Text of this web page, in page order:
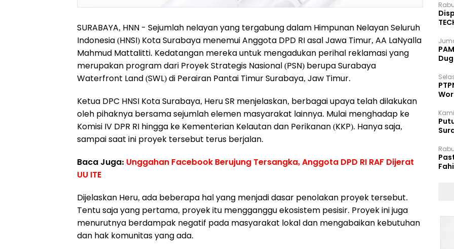
SURABAYA, HNN - Sejumlah nelayan yang tergabung dalam Himpunan Nelayan Seluruh
Indonesia (HNSI) Kota Surabaya menemui Anggota DPD RI asal Jawa Timur, AA LaNyalla
Mahmud Mattalitti. Kedatangan mereka untuk mengadukan perihal reklamasi yang
merupakan program dari Proyek Strategis Nasional (PSN) berupa Surabaya
Waterfront Land (SWL) di Perairan Pantai Timur Surabaya, Jaw Timur.
Ketua DPC HNSI Kota Surabaya, Heru SR menjelaskan, berbagai upaya telah dilakukan
oleh pihaknya bersama sejumlah elemen masyarakat lainnya. Mulai menghadap ke
Komisi IV DPR RI hingga ke Kementerian Kelautan dan Perikanan (KKP). Hanya saja,
sampai saat ini proyek tersebut terus berjalan.
Baca Juga: Unggahan Facebook Berujung Tersangka, Anggota DPD RI RAF Dijerat
UU ITE
Dijelaskan Heru, ada beberapa hal yang menjadi dasar penolakan proyek tersebut.
Tentu saja yang pertama, proyek itu mengganggu ekosistem pesisir. Proyek ini juga
menurutnya berdampak negatif pada masyarakat lokal dan mengabaikan kebutuhan
dan hak komunitas yang ada.